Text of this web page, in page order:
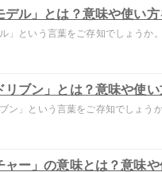
デル」とは？意味や使い
ル」という言葉をご存知でしょうか
リブン」とは？意味や使
ブン」という言葉をご存知でしょう
ャー」の意味とは？意味